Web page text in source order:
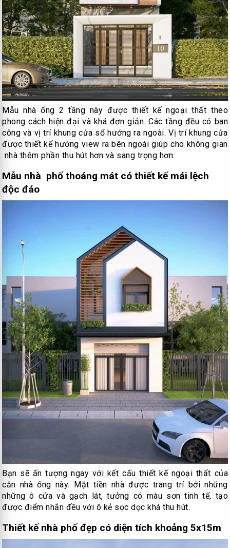
Mẫu nhà ống 2 tầng này được thiết kế ngoại thất theo
phong cách hiện đại và khá đơn giản. Các tầng đều có ban
công và vị trí khung cửa sổ hướng ra ngoài. Vị trí khung cửa
được thiết kế hướng view ra bên ngoài giúp cho không gian
nhà thêm phần thu hút hơn và sang trọng hơn.
Mẫu nhà phố thoáng mát có thiết kế mái lệch
độc đáo
Bạn sẽ ấn tượng ngay với kết cấu thiết kế ngoại thất của
căn nhà ống này. Mặt tiền nhà được trang trí bởi những
những ô cửa và gạch lát, tưởng có màu sơn tinh tế, tạo
được điểm nhắn đều với ô kẻ sọc dọc khá thu hút.
Thiết kế nhà phố đẹp có diện tích khoảng 5x15m